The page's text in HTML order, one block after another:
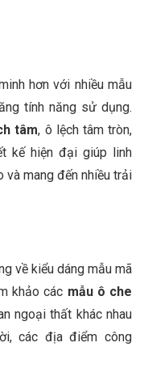
hơn với nhiều mẫu
tính năng sử dụng.
tâm, ô lệch tâm tròn,
kế hiện đại giúp linh
mang đến nhiều trải
về kiểu dáng mẫu mã
khảo các mẫu ô che
ngoại thất khác nhau
các địa điểm công